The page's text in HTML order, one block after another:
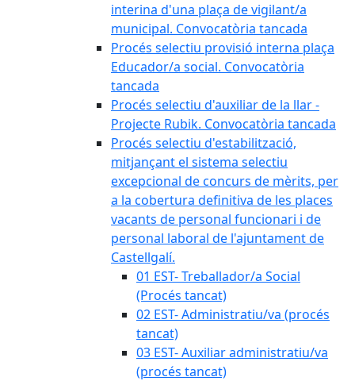
interina d'una plaça de vigilant/a
municipal. Convocatòria tancada
Procés selectiu provisió interna plaça
Educador/a social. Convocatòria
tancada
Procés selectiu d'auxiliar de la llar -
Projecte Rubik. Convocatòria tancada
Procés selectiu d'estabilització,
mitjançant el sistema selectiu
excepcional de concurs de mèrits, per
a la cobertura definitiva de les places
vacants de personal funcionari i de
personal laboral de l'ajuntament de
Castellgalí.
01 EST- Treballador/a Social
(Procés tancat)
02 EST- Administratiu/va (procés
tancat)
03 EST- Auxiliar administratiu/va
(procés tancat)